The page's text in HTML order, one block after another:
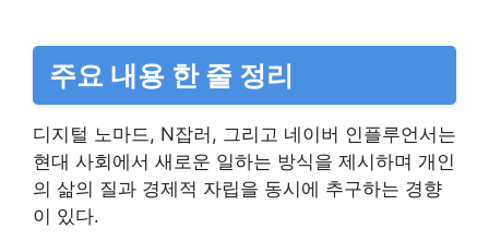
주요 내용 한 줄 정리
디지털 노마드, N잡러, 그리고 네이버 인플루언서는
현대 사회에서 새로운 일하는 방식을 제시하며 개인
의 삶의 질과 경제적 자립을 동시에 추구하는 경향
이 있다.